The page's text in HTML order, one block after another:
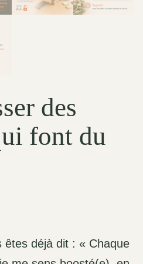
des
font du
êtes déjà dit : « Chaque